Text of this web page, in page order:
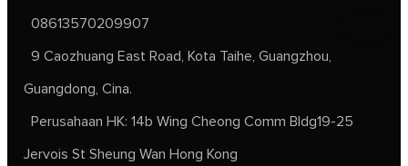
08613570209907
9 Caozhuang East Road, Kota Taihe, Guangzhou,
Guangdong, Cina.
Perusahaan HK: 14b Wing Cheong Comm Bldg19-25
Jervois St Sheung Wan Hong Kong